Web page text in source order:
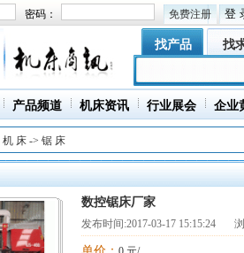
密码： 免费注册
找产品 找
产品频道 机床资讯 行业展会 企业
机 床 -> 锯 床
数控锯床厂家
发布时间:2017-03-17 15:15:24 浏